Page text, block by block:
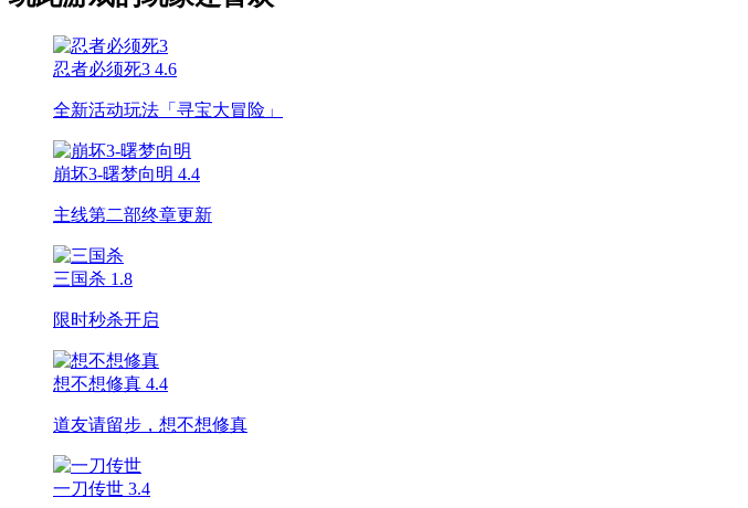
忍者必须死3 4.6
全新活动玩法「寻宝大冒险」
崩坏3-曙梦向明 4.4
主线第二部终章更新
三国杀 1.8
限时秒杀开启
想不想修真 4.4
道友请留步，想不想修真
一刀传世 3.4